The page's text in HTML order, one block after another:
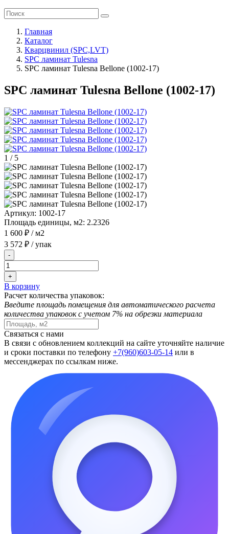
Главная
Каталог
Кварцвинил (SPC,LVT)
SPC ламинат Tulesna
SPC ламинат Tulesna Bellone (1002-17)
SPC ламинат Tulesna Bellone (1002-17)
1 / 5
Артикул: 1002-17
Площадь единицы, м2: 2.2326
1 600 ₽ / м2
3 572 ₽ / упак
-
+
В корзину
Расчет количества упаковок:
Введите площадь помещения для автоматического расчета
количества упаковок с учетом 7% на обрезки материала
Связаться с нами
В связи с обновлением коллекций на сайте уточняйте наличие
и сроки поставки по телефону +7(960)603-05-14 или в
мессенджерах по ссылкам ниже.